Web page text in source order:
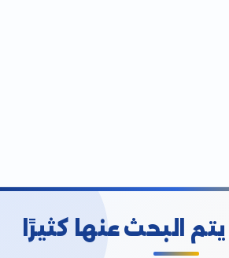
البحث عنها كثيرًا